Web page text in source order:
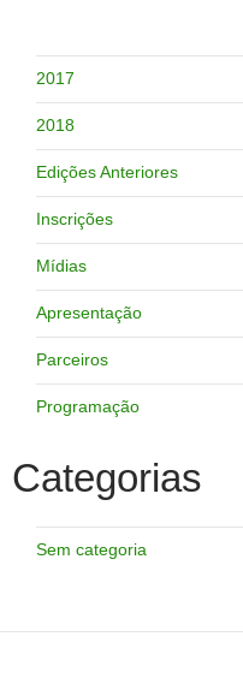
2017
2018
Edições Anteriores
Inscrições
Mídias
Apresentação
Parceiros
Programação
Categorias
Sem categoria